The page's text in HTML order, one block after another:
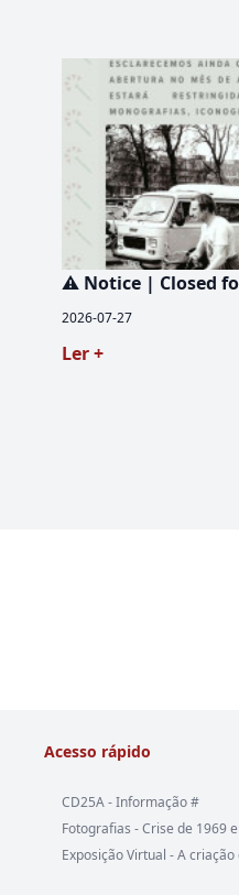
⚠️ Notice | Closed
2026-07-27
Ler +
Acesso rápido
CD25A - Informação #
Fotografias - Crise de 1969
Exposição Virtual - A